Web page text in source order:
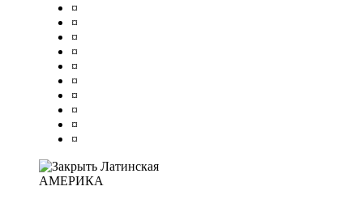
¤
¤
¤
¤
¤
¤
¤
¤
¤
¤
Латинская
АМЕРИКА